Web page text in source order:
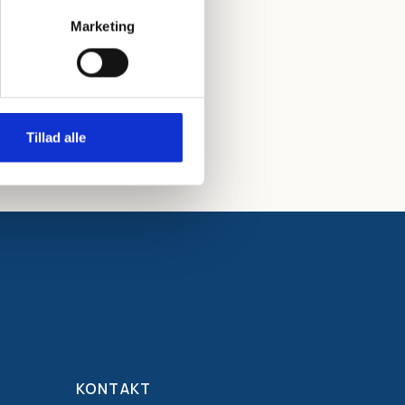
Marketing
Tillad alle
KONTAKT